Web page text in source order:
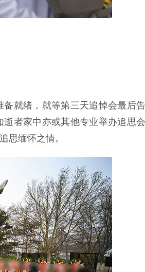
就绪，就等第三天追悼会最后告
者家中亦或其他专业举办追思会
思缅怀之情。